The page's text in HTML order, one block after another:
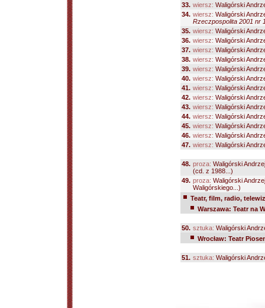
33. wiersz: Waligórski
34. wiersz: Waligórski
Rzeczpospolita 2001 nr
35. wiersz: Waligórski
36. wiersz: Waligórski
37. wiersz: Waligórski
38. wiersz: Waligórski
39. wiersz: Waligórski
40. wiersz: Waligórski
41. wiersz: Waligórski
42. wiersz: Waligórski
43. wiersz: Waligórski
44. wiersz: Waligórski
45. wiersz: Waligórski
46. wiersz: Waligórski
47. wiersz: Waligórski
48. proza: Waligórski
(cd. z 1988...)
49. proza: Waligórski
Waligórskiego...)
Teatr, film, radio,
Warszawa: Teatr na
50. sztuka: Waligórski
Wrocław: Teatr
51. sztuka: Waligórski